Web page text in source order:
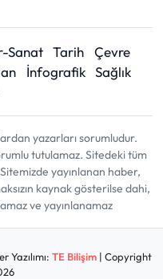
Sanat Tarih
Çevre
İnfografik Sağlık
yazarları sorumludur.
tutulamaz. Sitedeki tüm
yayınlanan haber,
kaynak gösterilse dahi,
ve yayınlanamaz
Yazılımı: TE Bilişim| Copyright